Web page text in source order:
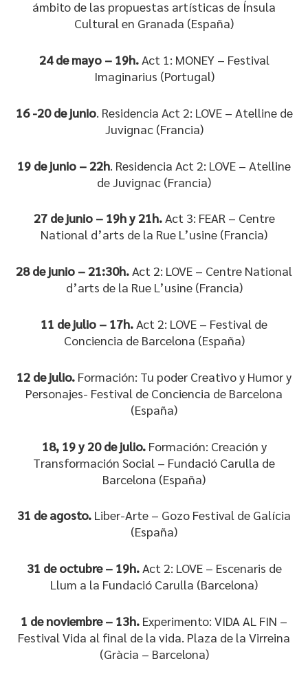
ámbito de las propuestas artísticas de Ínsula
Cultural en Granada (España)
24 de mayo – 19h.Act 1: MONEY – Festival
Imaginarius (Portugal)
16 -20 de junio. Residencia Act 2: LOVE – Atelline de
Juvignac (Francia)
19 de junio – 22h . Residencia Act 2: LOVE – Atelline
de Juvignac (Francia)
27 de junio – 19h y 21h.Act 3: FEAR – Centre
National d’arts de la Rue L’usine (Francia)
28 de junio – 21:30h.Act 2: LOVE – Centre National
d’arts de la Rue L’usine (Francia)
11 de julio – 17h.Act 2: LOVE – Festival de
Conciencia de Barcelona (España)
12 de julio. Formación: Tu poder Creativo y Humor y
Personajes- Festival de Conciencia de Barcelona
(España)
18, 19 y 20 de julio.Formación: Creación y
Transformación Social – Fundació Carulla de
Barcelona (España)
31 de agosto. Liber-Arte – Gozo Festival de Galícia
(España)
31 de octubre – 19h.Act 2: LOVE – Escenaris de
Llum a la Fundació Carulla (Barcelona)
1 de noviembre – 13h. Experimento: VIDA AL FIN –
Festival Vida al final de la vida. Plaza de la Virreina
(Gràcia – Barcelona)